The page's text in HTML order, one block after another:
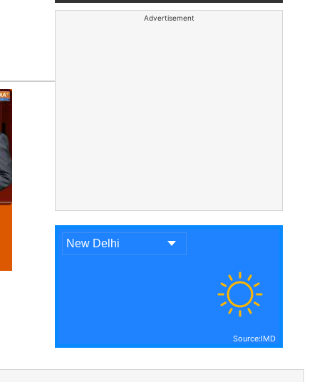
Advertisement
Source:IMD